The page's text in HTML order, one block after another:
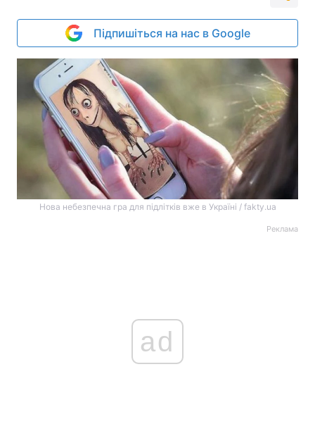
Підпишіться на нас в Google
Нова небезпечна гра для підлітків вже в Україні / fakty.ua
Реклама
ad